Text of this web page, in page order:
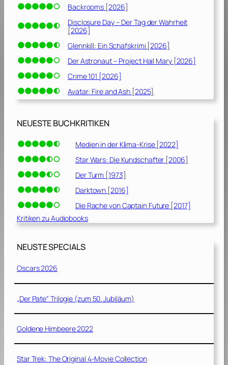
Backrooms [2026]
Disclosure Day – Der Tag der Wahrheit
[2026]
Glennkill: Ein Schafskrimi [2026]
Der Astronaut – Project Hail Mary [2026]
Crime 101 [2026]
Avatar: Fire and Ash [2025]
NEUESTE BUCHKRITIKEN
Medien in der Klima-Krise [2022]
Star Wars: Die Kundschafter [2006]
Der Turm [1973]
Darktown [2016]
Die Rache von Captain Future [2017]
Kritiken zu Audiobooks
NEUSTE SPECIALS
Oscars 2026
„Der Pate“ Trilogie (zum 50. Jubiläum)
Goldene Himbeere 2022
Star Trek: The Original 4-Movie Collection